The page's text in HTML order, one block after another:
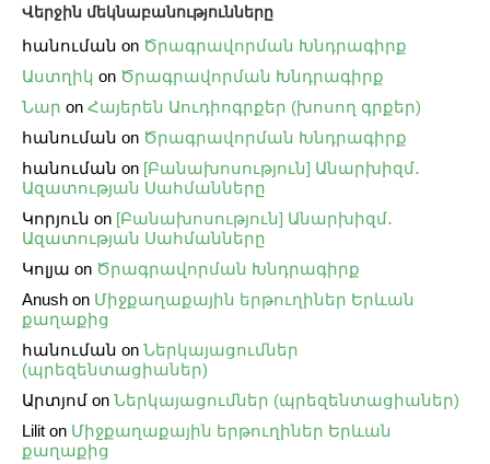
Վերջին մեկնաբանությունները
հանուման on Ծրագրավորման Խնդրագիրք
Աստղիկ on Ծրագրավորման Խնդրագիրք
Նար on Հայերեն Աուդիոգրքեր (խոսող գրքեր)
հանուման on Ծրագրավորման Խնդրագիրք
հանուման on [Բանախոսություն] Անարխիզմ․
Ազատության Սահմանները
Կորյուն on [Բանախոսություն] Անարխիզմ․
Ազատության Սահմանները
Կոլյա on Ծրագրավորման Խնդրագիրք
Anush on Միջքաղաքային երթուղիներ Երևան
քաղաքից
հանուման on Ներկայացումներ
(պրեզենտացիաներ)
Արտյոմ on Ներկայացումներ (պրեզենտացիաներ)
Lilit on Միջքաղաքային երթուղիներ Երևան
քաղաքից